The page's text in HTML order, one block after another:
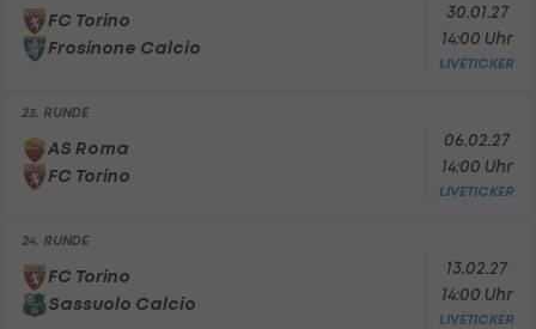
FC Torino
Frosinone Calcio
30.01.27
14:00 Uhr
LIVETICKER
23. RUNDE
AS Roma
FC Torino
06.02.27
14:00 Uhr
LIVETICKER
24. RUNDE
FC Torino
Sassuolo Calcio
13.02.27
14:00 Uhr
LIVETICKER